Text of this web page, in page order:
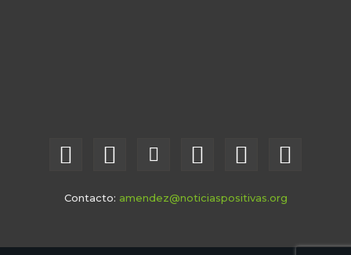
Contacto: amendez@noticiaspositivas.org